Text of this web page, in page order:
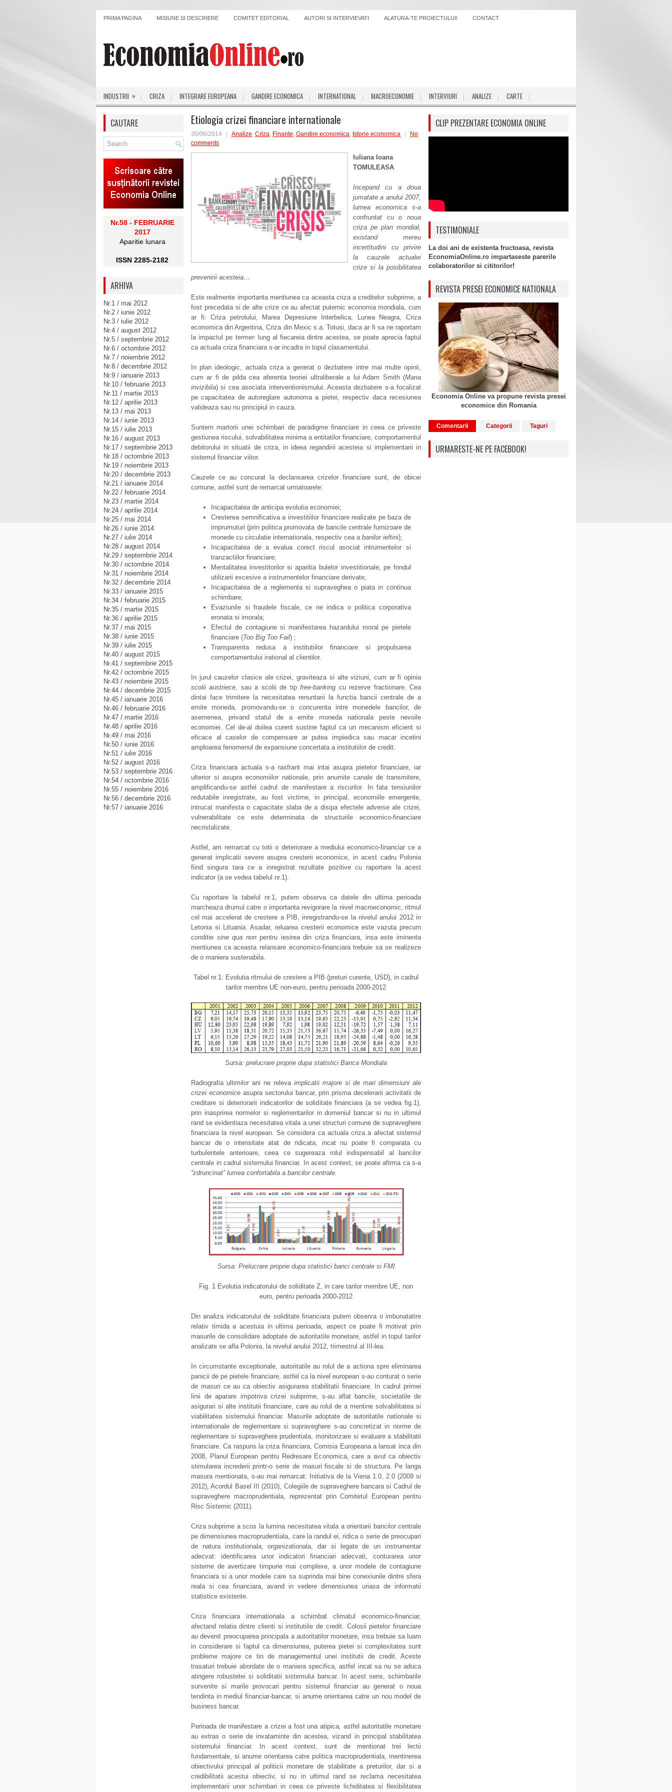
PRIMA PAGINA MISIUNE SI DESCRIERE COMITET EDITORIAL AUTORI SI INTERVIEVATI ALATURA-TE PROIECTULUI! CONTACT
INDUSTRII » CRIZA INTEGRARE EUROPEANA GANDIRE ECONOMICA INTERNATIONAL MACROECONOMIE INTERVIURI ANALIZE CARTE
Etiologia crizei financiare internationale
30/06/2014 Analize, Criza, Finante, Gandire economica, Istorie economica
No
comments
Iuliana Ioana
TOMULEASA
Incepand cu a doua
jumatate a anului 2007,
lumea economica s-a
confruntat cu o noua
criza pe plan mondial,
existand mereu
incertitudini cu privire
la cauzele actualei
crize si la posibilitatea
prevenirii acesteia…
Este realmente importanta mentiunea ca aceasta criza a creditelor subprime, a
fost precedata si de alte crize ce au afectat puternic economia mondiala, cum
ar fi: Criza petrolului, Marea Depresiune Interbelica, Lunea Neagra, Criza
economica din Argentina, Criza din Mexic s.a. Totusi, daca ar fi sa ne raportam
la impactul pe termen lung al fiecareia dintre acestea, se poate aprecia faptul
ca actuala criza financiara s-ar incadra in topul clasamentului.
In plan ideologic, actuala criza a generat o dezbatere intre mai multe opinii,
cum ar fi de pilda cea aferenta teoriei ultraliberale a lui Adam Smith (Mana
invizibila) si cea asociata interventionismului. Aceasta dezbatere s-a focalizat
pe capacitatea de autoreglare autonoma a pietei, respectiv daca recesiunea
valideaza sau nu principiul in cauza.
Suntem martorii unei schimbari de paradigme financiare in ceea ce priveste
gestiunea riscului, solvabilitatea minima a entitatilor financiare, comportamentul
debitorului in situatii de criza, in ideea regandirii acesteia si implementarii in
sistemul financiar viitor.
Cauzele ce au concurat la declansarea crizelor financiare sunt, de obicei
comune, astfel sunt de remarcat urmatoarele:
Incapacitatea de anticipa evolutia economiei;
Cresterea semnificativa a investitiilor financiare realizate pe baza de
imprumuturi (prin politica promovata de bancile centrale furnizoare de
monede cu circulatie internationala, respectiv cea a banilor ieftini);
Incapacitatea de a evalua corect riscul asociat intrumentelor si
tranzactiilor financiare;
Mentalitatea investitorilor si aparitia bulelor investitionale, pe fondul
utilizarii excesive a instrumentelor financiare derivate;
Incapacitatea de a reglementa si supraveghea o piata in continua
schimbare;
Evaziunile si fraudele fiscale, ce ne indica o politica corporativa
eronata si imorala;
Efectul de contagiune si manifestarea hazardului moral pe pietele
financiare (Too Big Too Fail) ;
Transparenta redusa a institutiilor financiare si propulsarea
comportamentului irational al clientilor.
In jurul cauzelor clasice ale crizei, graviteaza si alte viziuni, cum ar fi opinia
scolii austriece, sau a scolii de tipfree-banking cu rezerve fractionare. Cea
dintai face trimitere la necesitatea renuntarii la functia bancii centrale de a
emite moneda, promovandu-se o concurenta intre monedele bancilor, de
asemenea, privand statul de a emite moneda nationala peste nevoile
economiei. Cel de-al doilea curent sustine faptul ca un mecanism eficient si
eficace al caselor de compensare ar putea impiedica sau macar incetini
amploarea fenomenul de expansiune concertata a institutiilor de credit.
Criza financiara actuala s-a rasfrant mai intai asupra pietelor financiare, iar
ulterior si asupra economiilor nationale, prin anumite canale de transmitere,
amplificandu-se astfel cadrul de manifestare a riscurilor. In fata tensiunilor
redutabile inregistrate, au fost victime, in principal, economiile emergente,
intrucat manifesta o capacitate slaba de a disipa efectele adverse ale crizei,
vulnerabilitate ce este determinata de structurile economico-financiare
necristalizate.
Astfel, am remarcat cu totii o deteriorare a mediului economico-financiar ce a
generat implicatii severe asupra cresterii economice, in acest cadru Polonia
fiind singura tara ce a inregistrat rezultate pozitive cu raportare la acest
indicator (a se vedea tabelul nr.1).
Cu raportare la tabelul nr.1, putem observa ca datele din ultima perioada
marcheaza drumul catre o importanta revigorare la nivel macroeconomic, ritmul
cel mai accelerat de crestere a PIB, inregistrandu-se la nivelul anului 2012 in
Letonia si Lituania. Asadar, reluarea cresterii economice este vazuta precum
conditie sine qua nonpentru iesirea din criza financiara, insa este iminenta
mentiunea ca aceasta relansare economico-financiara trebuie sa se realizeze
de o maniera sustenabila.
Tabel nr.1: Evolutia ritmului de crestere a PIB (preturi curente, USD), in cadrul
tarilor membre UE non-euro, pentru perioada 2000-2012
Sursa: prelucrare proprie dupa statistici Banca Mondiala
Radiografia ultimilor ani ne releva implicatii majore si de mari dimensiuni ale
crizei economiceasupra sectorului bancar, prin prisma decelerarii activitatii de
creditare si deteriorarii indicatorilor de soliditate financiara (a se vedea fig.1),
prin inasprirea normelor si reglementarilor in domeniul bancar si nu in ultimul
rand se evidentiaza necesitatea vitala a unei structuri comune de supraveghere
financiara la nivel european. Se considera ca actuala criza a afectat sistemul
bancar de o intensitate atat de ridicata, incat nu poate fi comparata cu
turbulentele anterioare, ceea ce sugereaza rolul indispensabil al bancilor
centrale in cadrul sistemului financiar. In acest context, se poate afirma ca s-a
“zdruncinat” lumea confortabila a bancilor centrale.
Sursa: Prelucrare proprie dupa statistici banci centrale si FMI
Fig. 1 Evolutia indicatorului de soliditate Z, in care tarilor membre UE, non
euro, pentru perioada 2000-2012
Din analiza indicatorului de soliditate financiara putem observa o imbunatatire
relativ timida a acestuia in ultima perioada, aspect ce poate fi motivat prin
masurile de consolidare adoptate de autoritatile monetare, astfel in topul tarilor
analizate se afla Polonia, la nivelul anului 2012, trimestrul al III-lea.
In circumstante exceptionale, autoritatile au rolul de a actiona spre eliminarea
panicii de pe pietele financiare, astfel ca la nivel european s-au conturat o serie
de masuri ce au ca obiectiv asigurarea stabilitatii financiare. In cadrul primei
linii de aparare impotriva crizei subprime, s-au aflat bancile, societatile de
asigurari si alte institutii financiare, care au rolul de a mentine solvabilitatea si
viabilitatea sistemului financiar. Masurile adoptate de autoritatile nationale si
internationale de reglementare si supraveghere s-au concretizat in norme de
reglementare si supraveghere prudentiala, monitorizare si evaluare a stabilitatii
financiare. Ca raspuns la criza financiara, Comisia Europeana a lansat inca din
2008, Planul European pentru Redresare Economica, care a avut ca obiectiv
stimularea increderii printr-o serie de masuri fiscale si de structura. Pe langa
masura mentionata, s-au mai remarcat: Initiativa de la Viena 1.0, 2.0 (2009 si
2012), Acordul Basel III (2010), Colegiile de supraveghere bancara si Cadrul de
supraveghere macroprudentiala, reprezentat prin Comitetul European pentru
Risc Sistemic (2011).
Criza subprime a scos la lumina necesitatea vitala a orientarii bancilor centrale
pe dimensiunea macroprudentiala, care la randul ei, ridica o serie de preocupari
de natura institutionala, organizationala, dar si legate de un instrumentar
adecvat: identificarea unor indicatori financiari adecvati, conturarea unor
sisteme de avertizare timpurie mai complexe, a unor modele de contagiune
financiara si a unor modele care sa suprinda mai bine conexiunile dintre sfera
reala si cea financiara, avand in vedere dimensiunea uriasa de informatii
statistice existente.
Criza financiara internationala a schimbat climatul economico-financiar,
afectand relatia dintre clienti si institutiile de credit. Colosii pietelor financiare
au devenit preocuparea principala a autoritatilor monetare, insa trebuie sa luam
in considerare si faptul ca dimensiunea, puterea pietei si complexitatea sunt
probleme majore ce tin de managementul unei institutii de credit. Aceste
trasaturi trebuie abordate de o maniera specifica, astfel incat sa nu se aduca
atingere robustetei si soliditatii sistemului bancar. In acest sens, schimbarile
survenite si marile provocari pentru sistemul financiar au generat o noua
tendinta in mediul financiar-bancar, si anume orientarea catre un nou model de
business bancar.
Perioada de manifestare a crizei a fost una atipica, astfel autoritatile monetare
au extras o serie de invataminte din acestea, vizand in principal stabilitatea
sistemului financiar. In acest context, sunt de mentionat trei lectii
fundamentale, si anume orientarea catre politica macroprudentiala, mentinerea
obiectivului principal al politicii monetare de stabilitate a preturilor, dar si a
credibilitatii acestui obiectiv, si nu in ultimul rand se reclama necesitatea
implementarii unor schimbari in ceea ce priveste lichiditatea si flexibilitatea
CAUTARE
Nr.58 - FEBRUARIE
2017
Aparitie lunara
ISSN 2285-2182
ARHIVA
Nr.1 / mai 2012
Nr.2 / iunie 2012
Nr.3 / iulie 2012
Nr.4 / august 2012
Nr.5 / septembrie 2012
Nr.6 / octombrie 2012
Nr.7 / noiembrie 2012
Nr.8 / decembrie 2012
Nr.9 / ianuarie 2013
Nr.10 / februarie 2013
Nr.11 / martie 2013
Nr.12 / aprilie 2013
Nr.13 / mai 2013
Nr.14 / iunie 2013
Nr.15 / iulie 2013
Nr.16 / august 2013
Nr.17 / septembrie 2013
Nr.18 / octombrie 2013
Nr.19 / noiembrie 2013
Nr.20 / decembrie 2013
Nr.21 / ianuarie 2014
Nr.22 / februarie 2014
Nr.23 / martie 2014
Nr.24 / aprilie 2014
Nr.25 / mai 2014
Nr.26 / iunie 2014
Nr.27 / iulie 2014
Nr.28 / august 2014
Nr.29 / septembrie 2014
Nr.30 / octombrie 2014
Nr.31 / noiembrie 2014
Nr.32 / decembrie 2014
Nr.33 / ianuarie 2015
Nr.34 / februarie 2015
Nr.35 / martie 2015
Nr.36 / aprilie 2015
Nr.37 / mai 2015
Nr.38 / iunie 2015
Nr.39 / iulie 2015
Nr.40 / august 2015
Nr.41 / septembrie 2015
Nr.42 / octombrie 2015
Nr.43 / noiembrie 2015
Nr.44 / decembrie 2015
Nr.45 / ianuarie 2016
Nr.46 / februarie 2016
Nr.47 / martie 2016
Nr.48 / aprilie 2016
Nr.49 / mai 2016
Nr.50 / iunie 2016
Nr.51 / iulie 2016
Nr.52 / august 2016
Nr.53 / septembrie 2016
Nr.54 / octombrie 2016
Nr.55 / noiembrie 2016
Nr.56 / decembrie 2016
Nr.57 / ianuarie 2016
CLIP PREZENTARE ECONOMIA ONLINE
TESTIMONIALE
La doi ani de existenta fructoasa, revista
EconomiaOnline.ro impartaseste parerile
colaboratorilor si cititorilor!
REVISTA PRESEI ECONOMICE NATIONALA
Economia Online va propune revista presei
economice din Romania
Comentarii Categorii Taguri
URMARESTE-NE PE FACEBOOK!